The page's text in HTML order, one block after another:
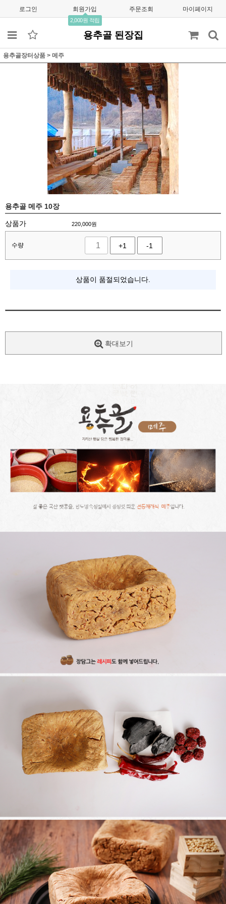
로그인 회원가입
2,000원 적립
주문조회 마이페이지
용추골 된장집
용추골장터상품 > 메주
용추골 메주 10장
상품가 220,000원
수량 +1 -1
상품이 품절되었습니다.
확대보기